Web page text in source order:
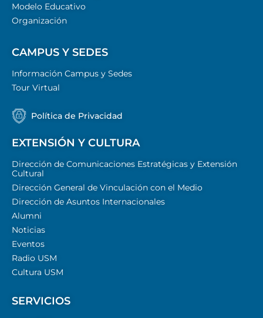
Modelo Educativo
Organización
CAMPUS Y SEDES
Información Campus y Sedes
Tour Virtual
Política de Privacidad
EXTENSIÓN Y CULTURA
Dirección de Comunicaciones Estratégicas y Extensión
Cultural
Dirección General de Vinculación con el Medio
Dirección de Asuntos Internacionales
Alumni
Noticias
Eventos
Radio USM
Cultura USM
SERVICIOS